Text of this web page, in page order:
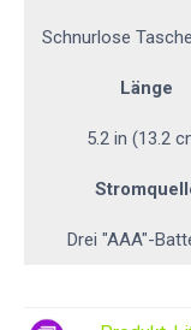
Schnurlose
Länge
5.2 in (13.2
Drei "AAA"-